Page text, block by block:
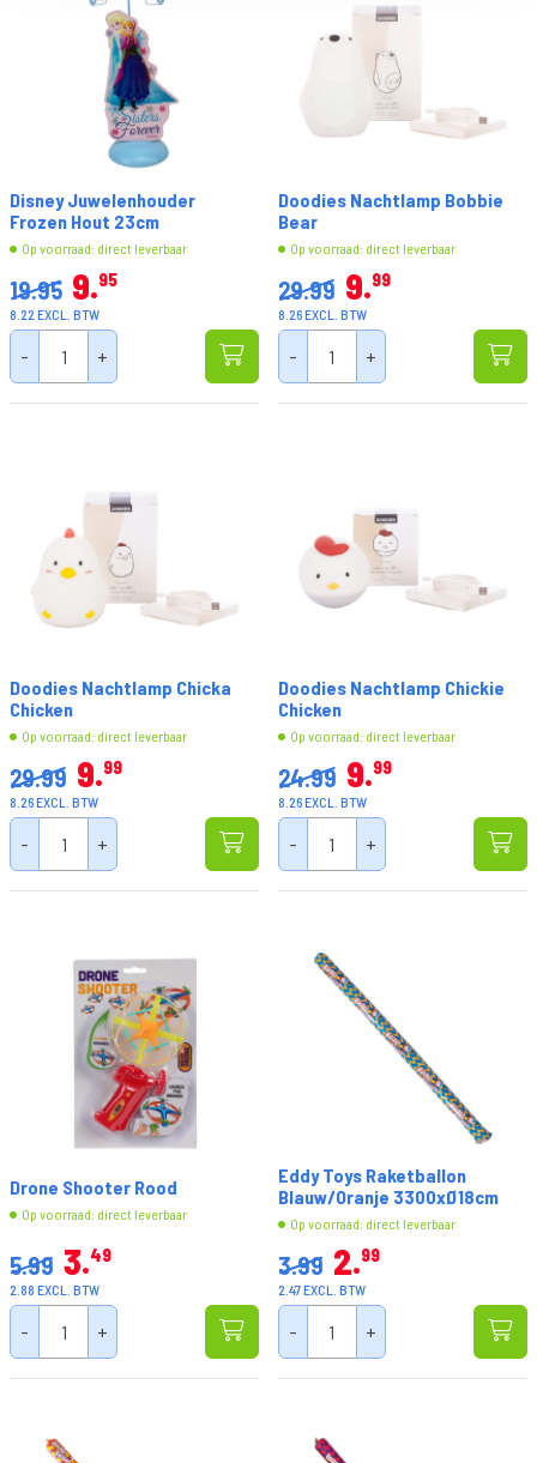
Disney Juwelenhouder
Frozen Hout 23cm
Op voorraad: direct leverbaar
19.95 9 95
8.22 EXCL. BTW
- +
Doodies Nachtlamp Bobbie
Bear
Op voorraad: direct leverbaar
29.99 9 99
8.26 EXCL. BTW
- +
Doodies Nachtlamp Chicka
Chicken
Op voorraad: direct leverbaar
29.99 9 99
8.26 EXCL. BTW
- +
Doodies Nachtlamp Chickie
Chicken
Op voorraad: direct leverbaar
24.99 9 99
8.26 EXCL. BTW
- +
Drone Shooter Rood
Op voorraad: direct leverbaar
5.99 3 49
2.88 EXCL. BTW
- +
Eddy Toys Raketballon
Blauw/Oranje 3300xØ18cm
Op voorraad: direct leverbaar
3.99 2 99
2.47 EXCL. BTW
- +